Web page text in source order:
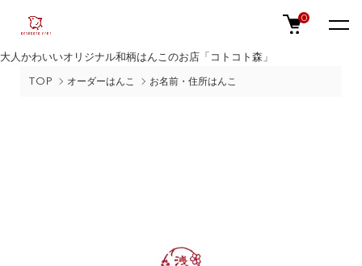
大人かわいいオリジナル和柄はんこのお店「コトコト森」
0
TOP オーダーはんこ お名前・住所はんこ